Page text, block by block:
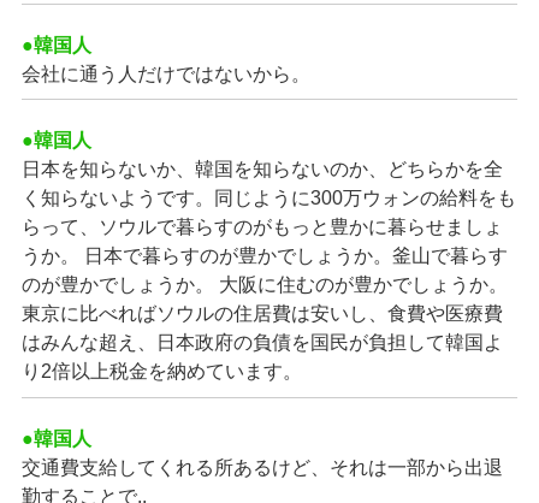
●韓国人
会社に通う人だけではないから。
●韓国人
日本を知らないか、韓国を知らないのか、どちらかを全
く知らないようです。同じように300万ウォンの給料をも
らって、ソウルで暮らすのがもっと豊かに暮らせましょ
うか。 日本で暮らすのが豊かでしょうか。釜山で暮らす
のが豊かでしょうか。 大阪に住むのが豊かでしょうか。
東京に比べればソウルの住居費は安いし、食費や医療費
はみんな超え、日本政府の負債を国民が負担して韓国よ
り2倍以上税金を納めています。
●韓国人
交通費支給してくれる所あるけど、それは一部から出退
勤することで..